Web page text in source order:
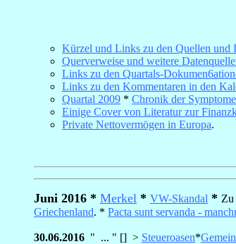
Kürzel und Links zu den Quellen und
Querverweise und weitere
Links zu den Quartals-
Links zu den Kommentaren in den
Quartal 2009 * Chronik der Symptome
Einige Cover von Literatur zur
Private Nettovermögen in Europa.
Juni 2016 * Merkel * VW-Skandal * Zu
Griechenland. * Pacta sunt servanda -
30.06.2016 " ... " [] > Steueroasen*